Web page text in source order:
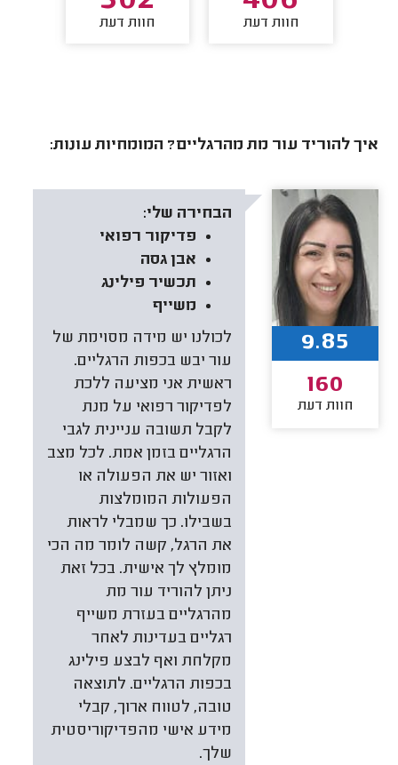
חוות דעת חוות דעת
איך להוריד עור מת מהרגליים? המומחיות עונות:
הבחירה שלי:
פדיקור רפואי
אבן גסה
תכשיר פילינג
משייף
לכולנו יש מידה מסוימת של
עור יבש בכפות הרגליים.
ראשית אני מציעה ללכת
לפדיקור רפואי על מנת
לקבל תשובה עניינית לגבי
הרגליים בזמן אמת. לכל מצב
ואזור יש את הפעולה או
הפעולות המומלצות
בשבילו. כך שמבלי לראות
את הרגל, קשה לומר מה הכי
מומלץ לך אישית. בכל זאת
ניתן להוריד עור מת
מהרגליים בעזרת משייף
רגליים בעדינות לאחר
מקלחת ואף לבצע פילינג
בכפות הרגליים. לתוצאה
טובה, לטווח ארוך, קבלי
מידע אישי מהפדיקוריסטית
שלך.
9.85
160
חוות דעת